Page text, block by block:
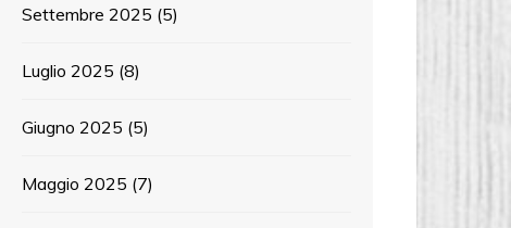
Settembre 2025 (5)
Luglio 2025 (8)
Giugno 2025 (5)
Maggio 2025 (7)